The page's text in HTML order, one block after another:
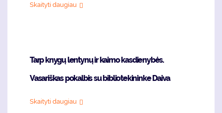
Skaityti daugiau
Tarp knygų lentynų ir kaimo kasdienybės.
Vasariškas pokalbis su bibliotekininke Daiva
Skaityti daugiau